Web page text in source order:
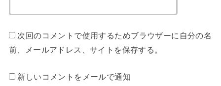
次回のコメントで使用するためブラウザーに自分の名
前、メールアドレス、サイトを保存する。
新しいコメントをメールで通知